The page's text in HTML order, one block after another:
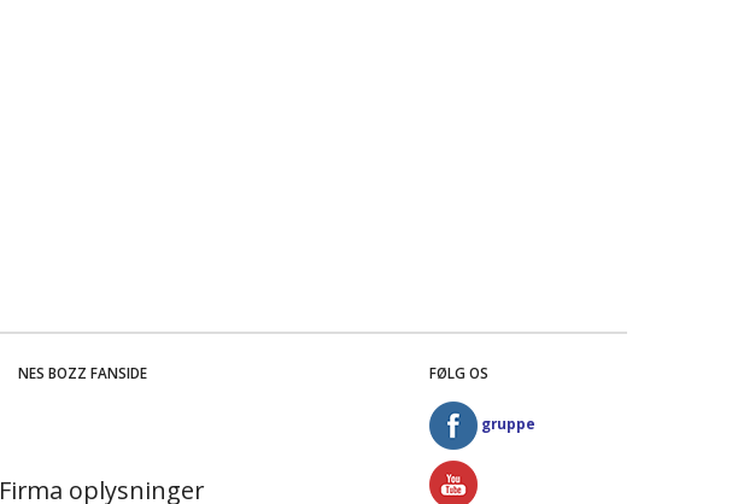
NES BOZZ FANSIDE
Firma oplysninger
FØLG OS
gruppe